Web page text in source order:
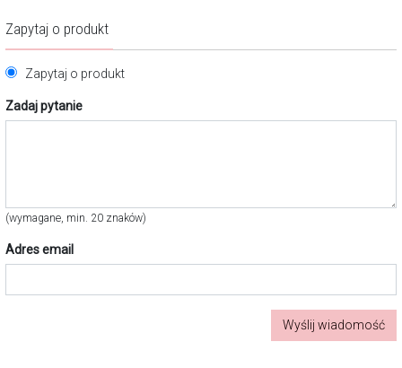
Zapytaj o produkt
Zapytaj o produkt
Zadaj pytanie
(wymagane, min. 20 znaków)
Adres email
Wyślij wiadomość